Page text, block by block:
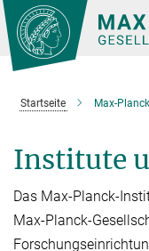
Hauptinhalt
Startseite Max-
Institute
Das Max-Planck-
Max-Planck-